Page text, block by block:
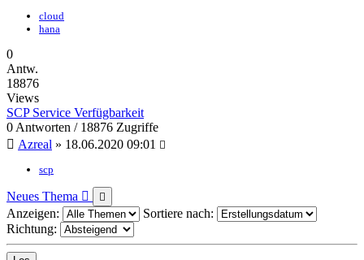
cloud
hana
0
Antw.
18876
Views
SCP Service Verfügbarkeit
0 Antworten / 18876 Zugriffe
Azreal » 18.06.2020 09:01
scp
Neues Thema
Anzeigen:
Sortiere nach:
Richtung: